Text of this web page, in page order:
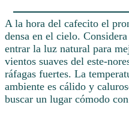
A la hora del cafecito el
densa en el cielo.
entrar la luz natural para
vientos suaves del este-
ráfagas fuertes. La
ambiente es cálido y
buscar un lugar cómodo